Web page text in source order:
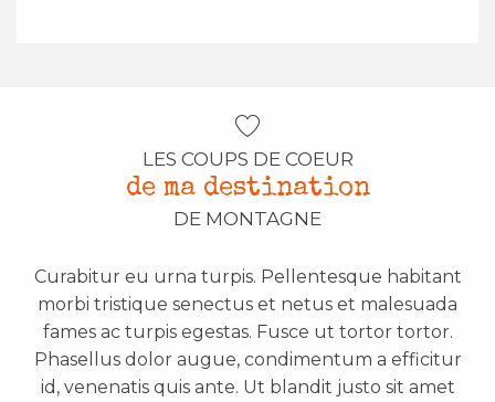
LES COUPS DE COEUR
de ma destination
DE MONTAGNE
Curabitur eu urna turpis. Pellentesque habitant
morbi tristique senectus et netus et malesuada
fames ac turpis egestas. Fusce ut tortor tortor.
Phasellus dolor augue, condimentum a efficitur
id, venenatis quis ante. Ut blandit justo sit amet